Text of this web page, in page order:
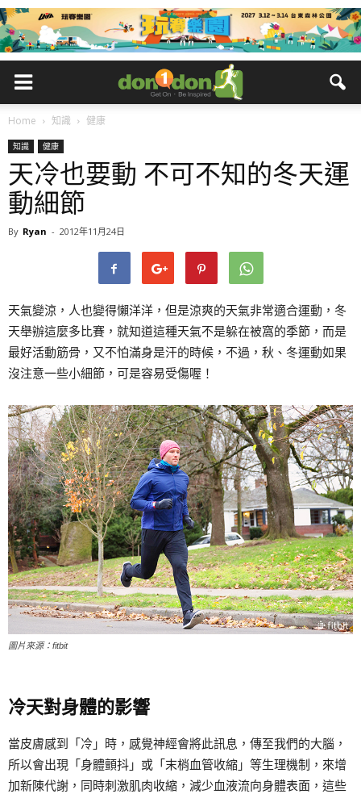
Home 知識 健康
知識 健康
天冷也要動 不可不知的冬天運
動細節
By Ryan - 2012年11月24日
天氣變涼，人也變得懶洋洋，但是涼爽的天氣非常適合運動，冬
天舉辦這麼多比賽，就知道這種天氣不是躲在被窩的季節，而是
最好活動筋骨，又不怕滿身是汗的時候，不過，秋、冬運動如果
沒注意一些小細節，可是容易受傷喔！
圖片來源：fitbit
冷天對身體的影響
當皮膚感到「冷」時，感覺神經會將此訊息，傳至我們的大腦，
所以會出現「身體顫抖」或「末梢血管收縮」等生理機制，來增
加新陳代謝，同時刺激肌肉收縮，減少血液流向身體表面，這些